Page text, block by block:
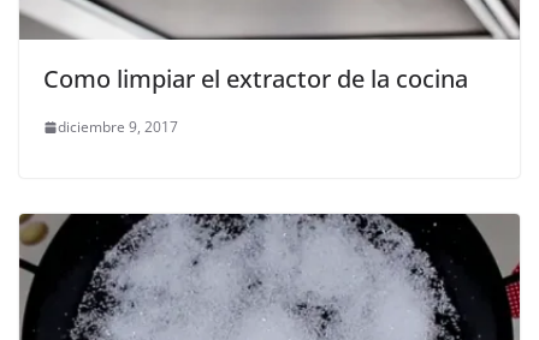
Como limpiar el extractor de la cocina
diciembre 9, 2017